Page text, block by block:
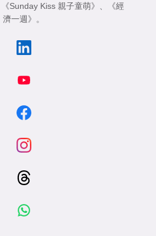
《Sunday Kiss 親子童萌》
《經
濟一週》
。